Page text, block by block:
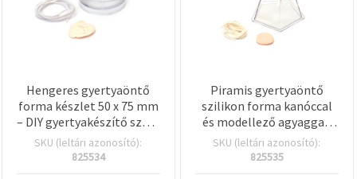
Hengeres gyertyaöntő
forma készlet 50 x 75 mm
– DIY gyertyakészítő szett
kanóccal és puha
tömítőgyurmával
SKU (leltári azonosító):
825534
Piramis gyertyaöntő
szilikon forma kanóccal
és modellező agyaggal,
158×90 mm
SKU (leltári azonosító):
825535